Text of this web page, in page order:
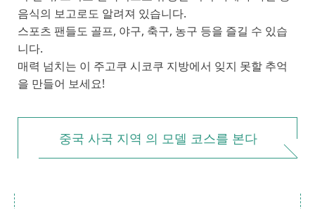
음식의 보고로도 알려져 있습니다.
스포츠 팬들도 골프, 야구, 축구, 농구 등을 즐길 수 있습
니다.
매력 넘치는 이 주고쿠 시코쿠 지방에서 잊지 못할 추억
을 만들어 보세요!
중국 사국 지역 의 모델 코스를 본다